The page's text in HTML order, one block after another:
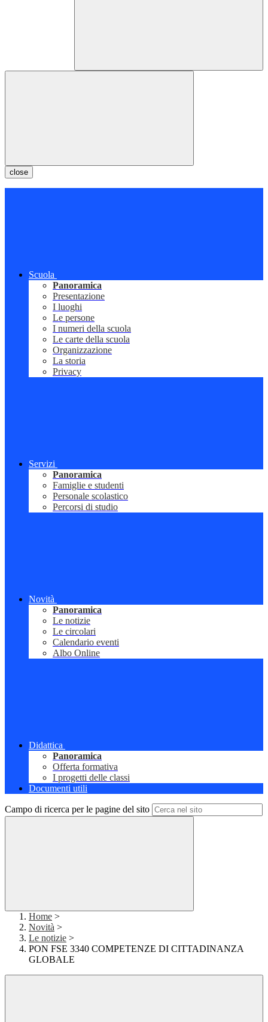
close
Scuola
Panoramica
Presentazione
I luoghi
Le persone
I numeri della scuola
Le carte della scuola
Organizzazione
La storia
Privacy
Servizi
Panoramica
Famiglie e studenti
Personale scolastico
Percorsi di studio
Novità
Panoramica
Le notizie
Le circolari
Calendario eventi
Albo Online
Didattica
Panoramica
Offerta formativa
I progetti delle classi
Documenti utili
Campo di ricerca per le pagine del sito
Home >
Novità >
Le notizie >
PON FSE 3340 COMPETENZE DI CITTADINANZA
GLOBALE